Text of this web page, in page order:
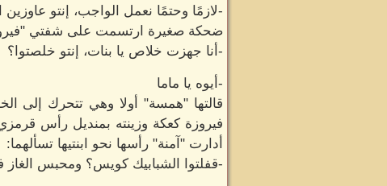
-لازمًا وحتمًا نعمل الواجب، إنتو
ضحكة صغيرة ارتسمت على شفتي
-أنا جهزت خلاص يا بنات، إنتو خلصتوا؟
-أيوه يا ماما
قالتها "همسة" أولا وهي تتحرك إلى
فيروزة كعكة وزينته بمنديل رأس
أدارت "آمنة" رأسها نحو ابنتيها تسألهما:
-قفلتوا الشبابيك كويس؟ ومحبس الغاز